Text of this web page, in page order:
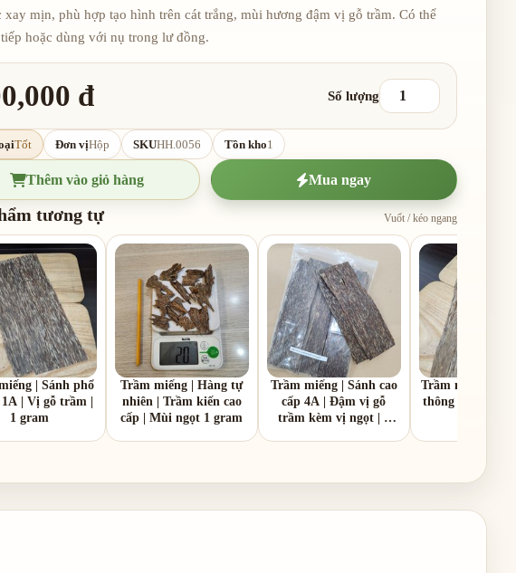
xay mịn, phù hợp tạo hình trên cát trắng, mùi hương đậm vị gỗ trầm. Có thể
hoặc dùng với nụ trong lư đồng.
đ Số lượng
Tốt Đơn vịHộp SKUHH.0056 Tồn kho1
Thêm vào giỏ hàng Mua ngay
tương tự Vuốt / kéo ngang
| Sánh phổ
| Vị gỗ trầm |
1 gram
Trầm miếng | Hàng tự
nhiên | Trầm kiến cao
cấp | Mùi ngọt 1 gram
Trầm miếng | Sánh cao
cấp 4A | Đậm vị gỗ
trầm kèm vị ngọt | 1
Trầm miếng |
thông 1B | Vị gỗ